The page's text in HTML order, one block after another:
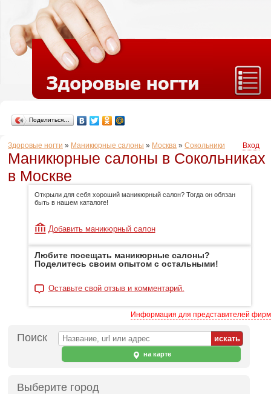
Поделиться…
Здоровые ногти » Маникюрные салоны » Москва » Сокольники Вход
Маникюрные салоны в Сокольниках
в Москве
Открыли для себя хороший маникюрный салон? Тогда он обязан
быть в нашем каталоге!
Добавить маникюрный салон
Любите посещать маникюрные салоны?
Поделитесь своим опытом с остальными!
Оставьте свой отзыв и комментарий.
Информация для представителей фирм
Поиск
на карте
Выберите город